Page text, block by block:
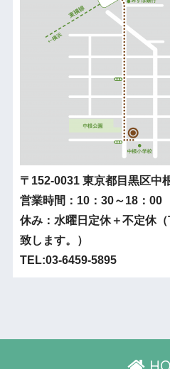
〒152-0031 東京都目黒区中
営業時間：10：30～18：00
休み：水曜日定休＋不定休
致します。）
TEL:03-6459-5895